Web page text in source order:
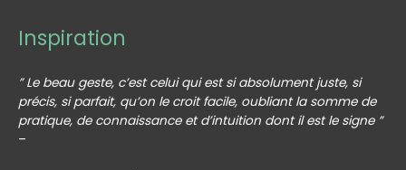
Inspiration
” Le beau geste, c’est celui qui est si absolument juste, si
précis, si parfait, qu’on le croit facile, oubliant la somme de
pratique, de connaissance et d’intuition dont il est le signe ”
–